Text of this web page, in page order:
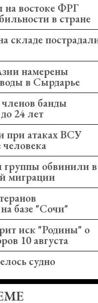
востоке ФРГ
в стране
складе
намерены
в Сырдарье
банды
24 лет
при атаках ВСУ
группы обвинили в
миграции
базе "Сочи"
иск "Родины" о
10 августа
судно